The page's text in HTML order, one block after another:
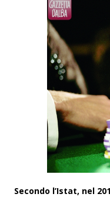
Secondo l’Istat, nel